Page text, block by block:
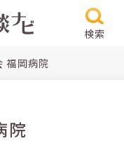
検索
福岡病院
院